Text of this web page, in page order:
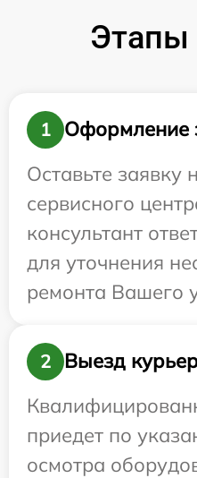
Этапы
1
Оформление
Оставьте заявку
сервисного
консультант
для уточнения
ремонта Вашего
2
Выезд
приедет по
осмотра